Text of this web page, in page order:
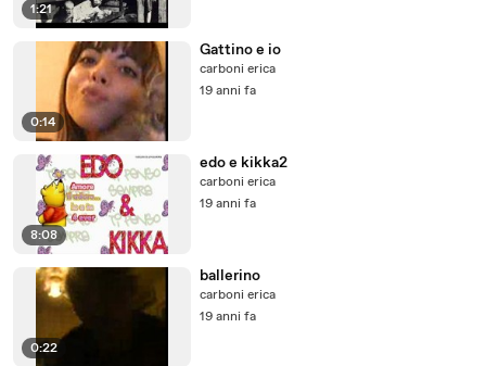
1:21
0:14
Gattino e io
carboni erica
19 anni fa
8:08
edo e kikka2
carboni erica
19 anni fa
0:22
ballerino
carboni erica
19 anni fa